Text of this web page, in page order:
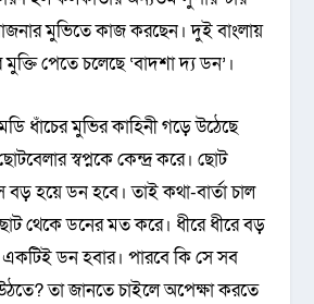
মুভিতে কাজ করছেন। দুই বাংলায়
পেতে চলেছে ‘বাদশা দ্য ডন’।
ধাঁচের মুভির কাহিনী গড়ে উঠেছে
স্বপ্নকে কেন্দ্র করে। ছোট
বড় হয়ে ডন হবে। তাই কথা-বার্তা চাল
থেকে ডনের মত করে। ধীরে ধীরে বড়
একটিই ডন হবার। পারবে কি সে সব
তা জানতে চাইলে অপেক্ষা করতে